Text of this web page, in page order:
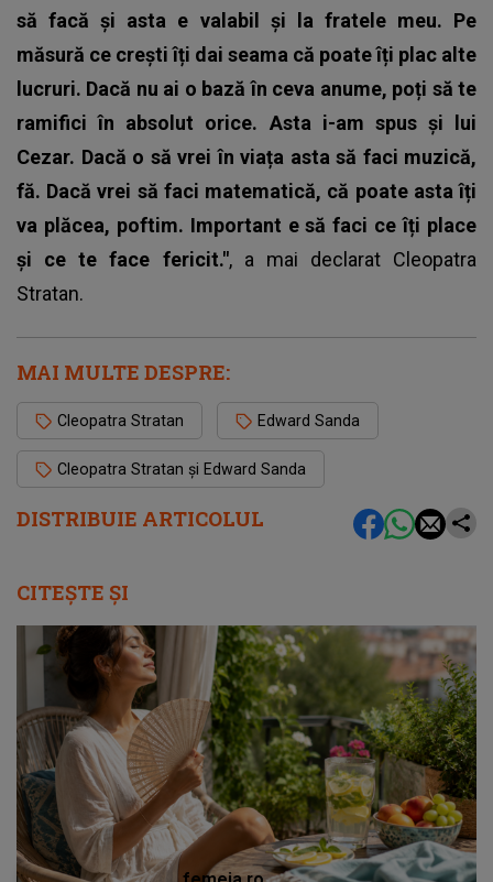
DISTRIBUIE ARTICOLUL
să facă și asta e valabil și la fratele meu. Pe
măsură ce crești îți dai seama că poate îți plac alte
lucruri. Dacă nu ai o bază în ceva anume, poți să te
ramifici în absolut orice. Asta i-am spus și lui
Cezar. Dacă o să vrei în viața asta să faci muzică,
fă. Dacă vrei să faci matematică, că poate asta îți
va plăcea, poftim. Important e să faci ce îți place
și ce te face fericit.", a mai declarat Cleopatra
Stratan.
MAI MULTE DESPRE:
Cleopatra Stratan Edward Sanda
Cleopatra Stratan și Edward Sanda
CITEȘTE ȘI